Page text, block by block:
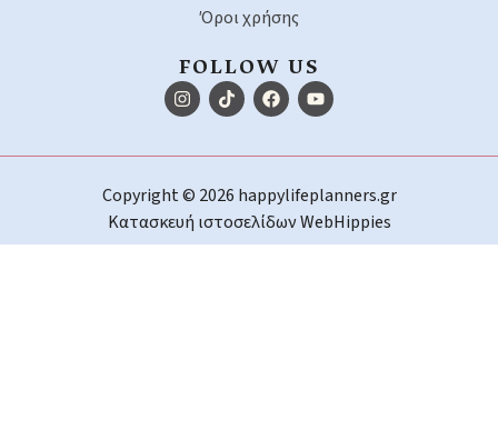
Όροι χρήσης
FOLLOW US
Copyright © 2026 happylifeplanners.gr
Κατασκευή ιστοσελίδωνWebHippies